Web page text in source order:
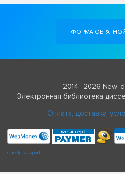
ФОРМА
2014 -2026 New-
Электронная библиотека
Оплата, доставка,
Check passport